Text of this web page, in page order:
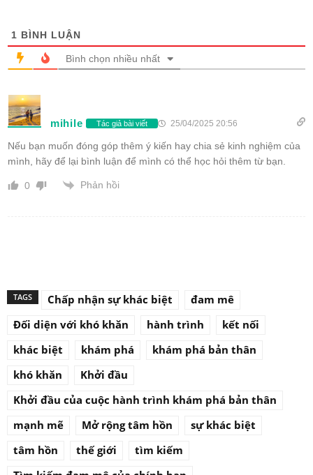
1 BÌNH LUẬN
Bình chọn nhiều nhất
mihile Tác giả bài viết 25/04/2025 20:56
Nếu bạn muốn đóng góp thêm ý kiến hay chia sẻ kinh nghiệm của
mình, hãy để lại bình luận để mình có thể học hỏi thêm từ bạn.
0 Phản hồi
TAGS Chấp nhận sự khác biệt
đam mê
Đối diện với khó khăn
hành trình
kết nối
khác biệt
khám phá
khám phá bản thân
khó khăn
Khởi đầu
Khởi đầu của cuộc hành trình khám phá bản thân
mạnh mẽ
Mở rộng tâm hồn
sự khác biệt
tâm hồn
thế giới
tìm kiếm